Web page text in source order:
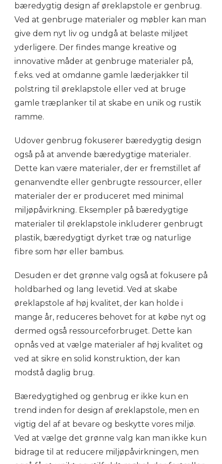
bæredygtig design af øreklapstole er genbrug.
Ved at genbruge materialer og møbler kan man
give dem nyt liv og undgå at belaste miljøet
yderligere. Der findes mange kreative og
innovative måder at genbruge materialer på,
f.eks. ved at omdanne gamle læderjakker til
polstring til øreklapstole eller ved at bruge
gamle træplanker til at skabe en unik og rustik
ramme.
Udover genbrug fokuserer bæredygtig design
også på at anvende bæredygtige materialer.
Dette kan være materialer, der er fremstillet af
genanvendte eller genbrugte ressourcer, eller
materialer der er produceret med minimal
miljøpåvirkning. Eksempler på bæredygtige
materialer til øreklapstole inkluderer genbrugt
plastik, bæredygtigt dyrket træ og naturlige
fibre som hør eller bambus.
Desuden er det grønne valg også at fokusere på
holdbarhed og lang levetid. Ved at skabe
øreklapstole af høj kvalitet, der kan holde i
mange år, reduceres behovet for at købe nyt og
dermed også ressourceforbruget. Dette kan
opnås ved at vælge materialer af høj kvalitet og
ved at sikre en solid konstruktion, der kan
modstå daglig brug.
Bæredygtighed og genbrug er ikke kun en
trend inden for design af øreklapstole, men en
vigtig del af at bevare og beskytte vores miljø.
Ved at vælge det grønne valg kan man ikke kun
bidrage til at reducere miljøpåvirkningen, men